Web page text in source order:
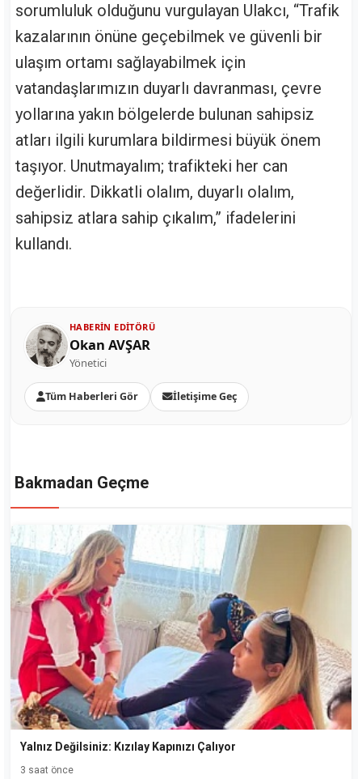
sorumluluk olduğunu vurgulayan Ulakcı, “Trafik
kazalarının önüne geçebilmek ve güvenli bir
ulaşım ortamı sağlayabilmek için
vatandaşlarımızın duyarlı davranması, çevre
yollarına yakın bölgelerde bulunan sahipsiz
atları ilgili kurumlara bildirmesi büyük önem
taşıyor. Unutmayalım; trafikteki her can
değerlidir. Dikkatli olalım, duyarlı olalım,
sahipsiz atlara sahip çıkalım,” ifadelerini
kullandı.
HABERIN EDITÖRÜ
Okan AVŞAR
Yönetici
Tüm Haberleri Gör İletişime Geç
Bakmadan Geçme
Yalnız Değilsiniz: Kızılay Kapınızı Çalıyor
3 saat önce